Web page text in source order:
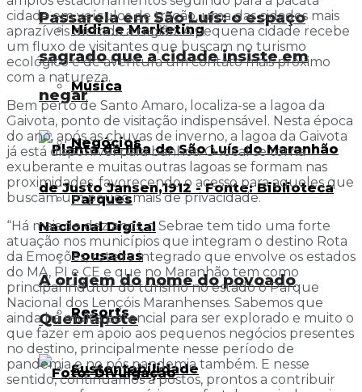
Passarela em São Luís: o espaço
sagrado que a cidade insiste em
negar
A origem do nome do povoado
Quebrapote
Mídia e Marketing
Música
Negócios
Parques
Pousadas
Resorts
Sustentabilidade
cidade em veículos de tração, uma das cidades mais
aprazíveis de toda a região. A pequena cidade recebe
um fluxo de visitantes que buscam no turismo
ecológico e de aventura um contato mais próximo
com a natureza.
Bem perto de Santo Amaro, localiza-se a lagoa da
Gaivota, ponto de visitação indispensável. Nesta época
do ano, após as chuvas de inverno, a lagoa da Gaivota
já está disponível para banhos. O local se torna
exuberante e muitas outras lagoas se formam nas
proximidades, favorecendo o acesso para aqueles que
buscam um pouco mais de privacidade.
“Há mais de dez anos, o Sebrae tem tido uma forte
atuação nos municípios que integram o destino Rota
da Emoções, roteiro integrado que envolve os estados
do MA, PI e CE e que no Maranhão tem como
principal indutor do turismo no estado o Parque
Nacional dos Lençóis Maranhenses. Sabemos que
ainda há muito potencial para ser explorado e muito o
que fazer em apoio aos pequenos negócios presentes
no destino, principalmente nesse período de
pandemia e no pós pandemia também. E nesse
sentido, continuamos a postos, prontos a contribuir